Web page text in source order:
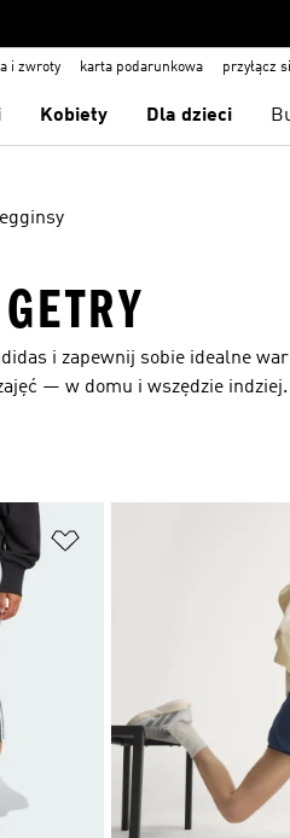
i zwroty karta podarunkowa przyłącz
Kobiety Dla dzieci
i zapewnij sobie idealne
— w domu i wszędzie indziej.